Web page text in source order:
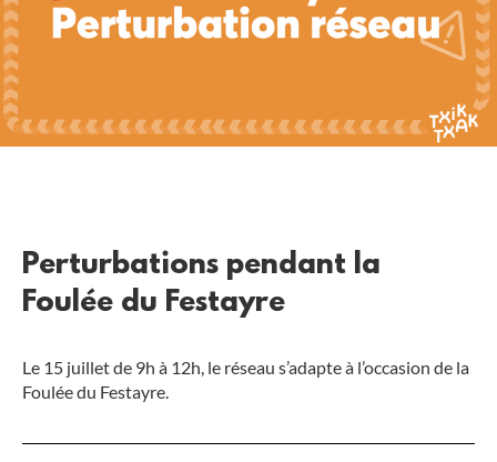
Perturbations pendant la
Foulée du Festayre
Le 15 juillet de 9h à 12h, le réseau s’adapte à l’occasion de la
Foulée du Festayre.